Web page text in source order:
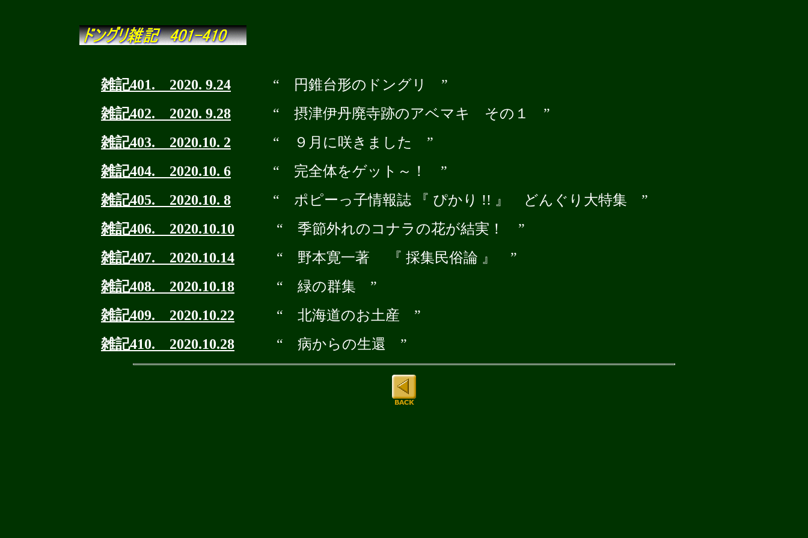
雑記401. 2020. 9.24
“ 円錐台形のドングリ ”
雑記402. 2020. 9.28
“ 摂津伊丹廃寺跡のアベマキ その１ ”
雑記403. 2020.10. 2
“ ９月に咲きました ”
雑記404. 2020.10. 6
“ 完全体をゲット～！ ”
雑記405. 2020.10. 8
“ ポピーっ子情報誌 『 ぴかり !! 』 どんぐり大特集 ”
雑記406. 2020.10.10
“ 季節外れのコナラの花が結実！ ”
雑記407. 2020.10.14
“ 野本寛一著 『 採集民俗論 』 ”
雑記408. 2020.10.18
“ 緑の群集 ”
雑記409. 2020.10.22
“ 北海道のお土産 ”
雑記410. 2020.10.28
“ 病からの生還 ”